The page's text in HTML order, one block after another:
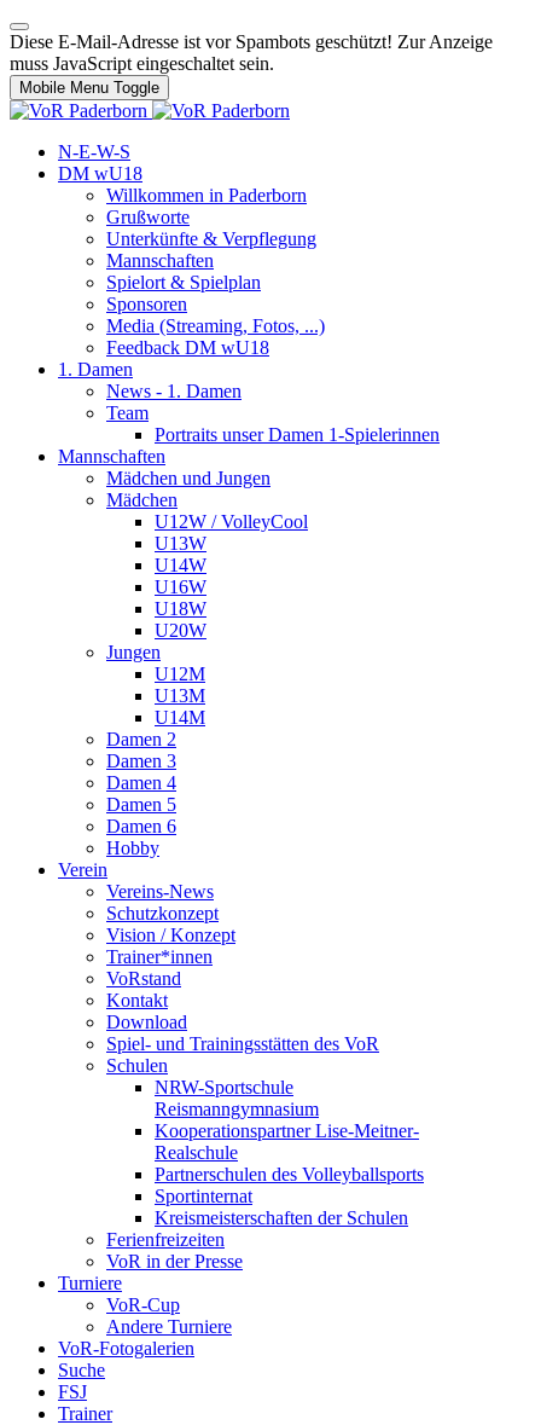
Diese E-Mail-Adresse ist vor Spambots geschützt! Zur Anzeige
muss JavaScript eingeschaltet sein.
Mobile Menu Toggle
N-E-W-S
DM wU18
Willkommen in Paderborn
Grußworte
Unterkünfte & Verpflegung
Mannschaften
Spielort & Spielplan
Sponsoren
Media (Streaming, Fotos, ...)
Feedback DM wU18
1. Damen
News - 1. Damen
Team
Portraits unser Damen 1-Spielerinnen
Mannschaften
Mädchen und Jungen
Mädchen
U12W / VolleyCool
U13W
U14W
U16W
U18W
U20W
Jungen
U12M
U13M
U14M
Damen 2
Damen 3
Damen 4
Damen 5
Damen 6
Hobby
Verein
Vereins-News
Schutzkonzept
Vision / Konzept
Trainer*innen
VoRstand
Kontakt
Download
Spiel- und Trainingsstätten des VoR
Schulen
NRW-Sportschule
Reismanngymnasium
Kooperationspartner Lise-Meitner-
Realschule
Partnerschulen des Volleyballsports
Sportinternat
Kreismeisterschaften der Schulen
Ferienfreizeiten
VoR in der Presse
Turniere
VoR-Cup
Andere Turniere
VoR-Fotogalerien
Suche
FSJ
Trainer